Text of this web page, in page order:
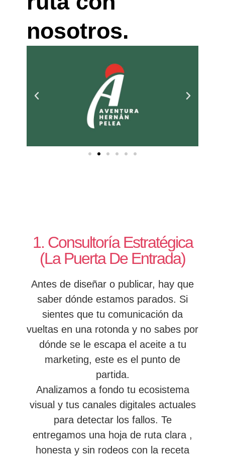
nosotros.
1. Consultoría Estratégica
(La Puerta De Entrada)
Antes de diseñar o publicar, hay que
saber dónde estamos parados. Si
sientes que tu comunicación da
vueltas en una rotonda y no sabes por
dónde se le escapa el aceite a tu
marketing, este es el punto de
partida.
Analizamos a fondo tu ecosistema
visual y tus canales digitales actuales
para detectar los fallos. Te
entregamos una hoja de ruta clara ,
honesta y sin rodeos con la receta